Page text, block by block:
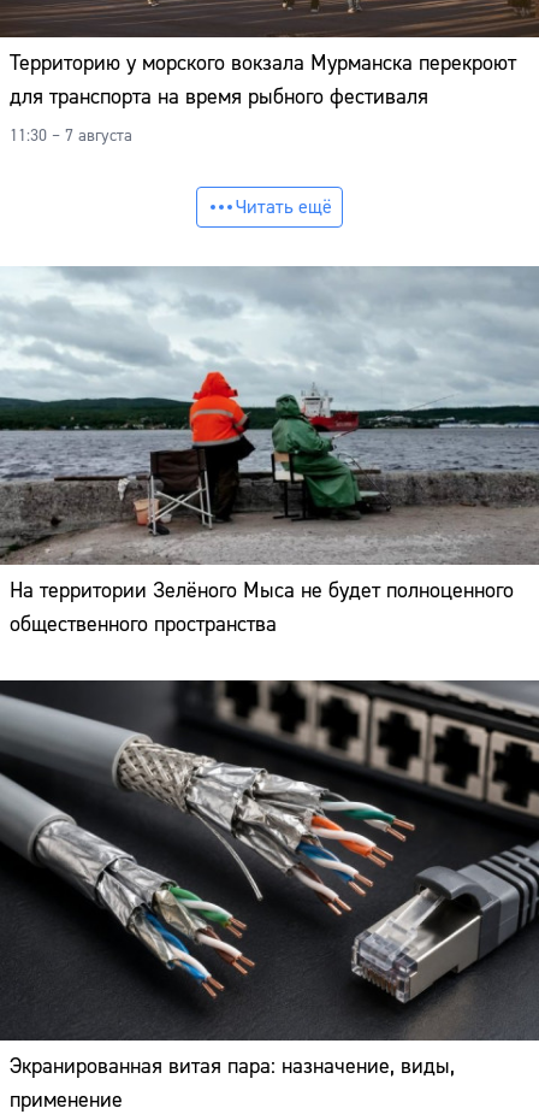
Территорию у морского вокзала Мурманска перекроют
для транспорта на время рыбного фестиваля
11:30 – 7 августа
Читать ещё
На территории Зелёного Мыса не будет полноценного
общественного пространства
Экранированная витая пара: назначение, виды,
применение